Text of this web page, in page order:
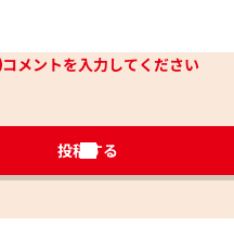
コメントを入力してください
投稿する